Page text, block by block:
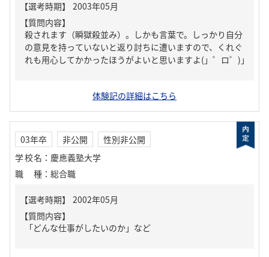
【質問内容】
殺されます（瞬獄殺並み）。しかも言葉で。しっかり自分
の意見を持っていないと返り討ちに遭いますので、くれぐ
れも用心してかかったほうがよいと思いますよ(」゜ロ゜)」
体験記の詳細はこちら
03年卒 非公開
性別非公開
学校名 ： 慶應義塾大学
職種 ： 総合職
【質問内容】
「どんな仕事がしたいのか」など